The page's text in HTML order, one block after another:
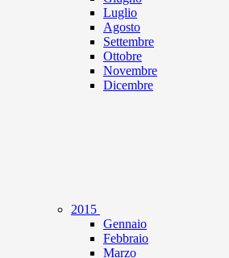
Luglio
Agosto
Settembre
Ottobre
Novembre
Dicembre
2015
Gennaio
Febbraio
Marzo